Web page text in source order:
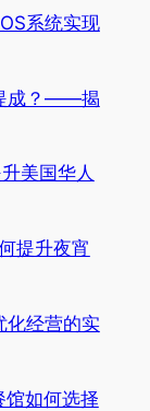
系统实现
成？——揭
美国华人
提升夜宵
化经营的实
馆如何选择